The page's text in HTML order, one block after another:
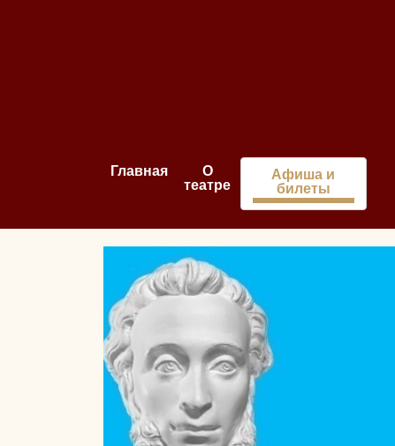
Главная
О
театре
Афиша и
билеты